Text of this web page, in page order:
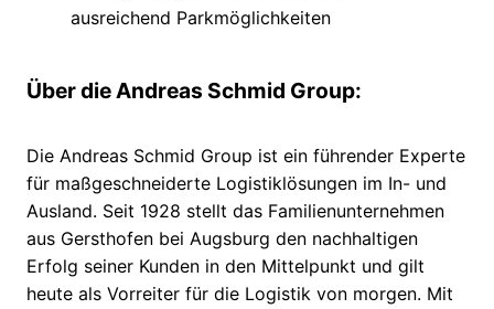
ausreichend Parkmöglichkeiten
Über die Andreas Schmid Group:
Die Andreas Schmid Group ist ein führender Experte
für maßgeschneiderte Logistiklösungen im In- und
Ausland. Seit 1928 stellt das Familienunternehmen
aus Gersthofen bei Augsburg den nachhaltigen
Erfolg seiner Kunden in den Mittelpunkt und gilt
heute als Vorreiter für die Logistik von morgen. Mit